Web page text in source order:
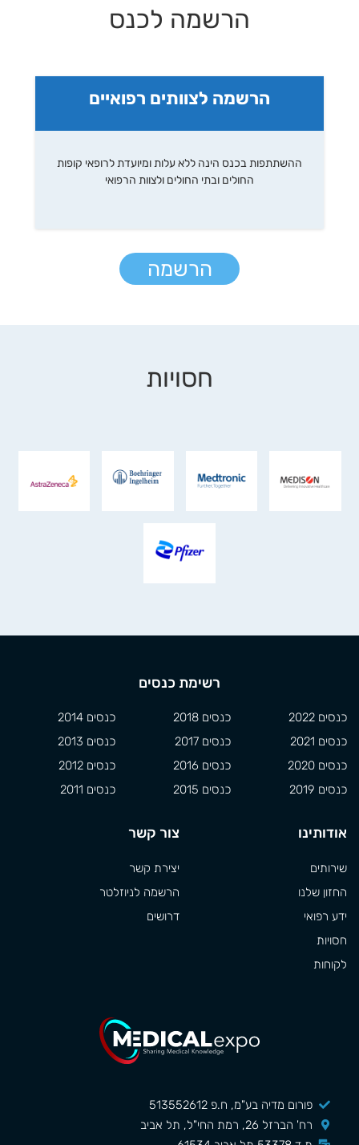
הרשמה לכנס
הרשמה לצוותים רפואיים
ההשתתפות בכנס הינה ללא עלות ומיועדת לרופאי קופות
החולים ובתי החולים ולצוות הרפואי
הרשמה
חסויות
פורום מדיה בע"מ, ח.פ 513552612
רח' הברזל 26, רמת החי"ל, תל אביב
רשימת כנסים
כנסים 2022
כנסים 2021
כנסים 2020
כנסים 2019
כנסים 2018
כנסים 2017
כנסים 2016
כנסים 2015
כנסים 2014
כנסים 2013
כנסים 2012
כנסים 2011
אודותינו
שירותים
החזון שלנו
ידע רפואי
חסויות
לקוחות
צור קשר
יצירת קשר
הרשמה לניוזלטר
דרושים